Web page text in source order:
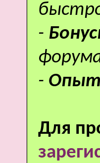
-
- Опыт
Для